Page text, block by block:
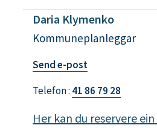
Daria Klymenko
Kommuneplanleggar
Send e-post
l
Telefon 41 86 79 28
Her kan du reservere